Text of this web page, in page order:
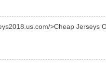
>Cheap Jerseys